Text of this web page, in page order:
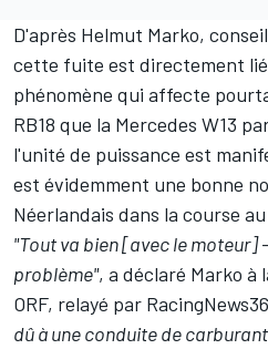
D'après Helmut Marko,
cette fuite est directement lié
phénomène qui affecte
RB18 que la Mercedes W13
l'unité de puissance est
est évidemment une bonne
Néerlandais dans la course
"Tout va bien [avec le moteur]
problème", a déclaré Marko à
ORF, relayé par
dû à une conduite de